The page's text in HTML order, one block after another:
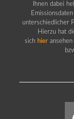
Ihnen dabei
unterschiedlicher
Hierzu hat
sich hier